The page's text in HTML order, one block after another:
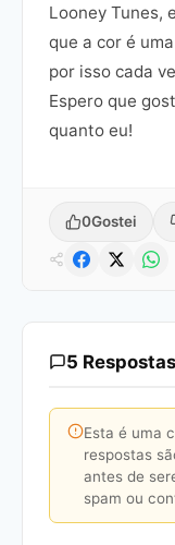
Looney Tunes,
que a cor é
por isso cada
Espero que
quanto eu!
0Gostei
5 Respostas
Esta é uma
respostas
antes de
spam ou